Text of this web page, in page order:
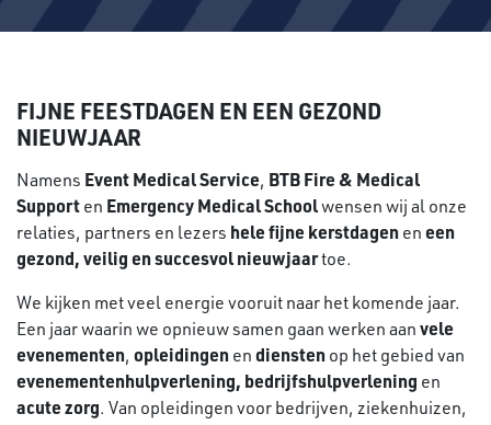
FIJNE FEESTDAGEN EN EEN GEZOND
NIEUWJAAR
Namens Event Medical Service, BTB Fire & Medical
Support en Emergency Medical Schoolwensen wij al onze
relaties, partners en lezers hele fijne kerstdagen en een
gezond, veilig en succesvol nieuwjaartoe.
We kijken met veel energie vooruit naar het komende jaar.
Een jaar waarin we opnieuw samen gaan werken aan vele
evenementen, opleidingen en diensten op het gebied van
evenementenhulpverlening, bedrijfshulpverlening en
acute zorg. Van opleidingen voor bedrijven, ziekenhuizen,